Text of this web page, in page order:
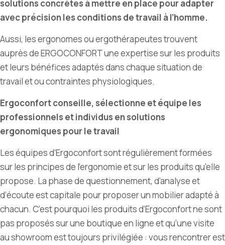
solutions concrètes à mettre en place pour adapter
avec précision les conditions de travail à l’homme.
Aussi, les ergonomes ou ergothérapeutes trouvent
auprès de ERGOCONFORT une expertise sur les produits
et leurs bénéfices adaptés dans chaque situation de
travail et ou contraintes physiologiques.
Ergoconfort conseille, sélectionne et équipe les
professionnels et individus en solutions
ergonomiques pour le travail
Les équipes d’Ergoconfort sont régulièrement formées
sur les principes de l’ergonomie et sur les produits qu’elle
propose. La phase de questionnement, d’analyse et
d’écoute est capitale pour proposer un mobilier adapté à
chacun. C’est pourquoi les produits d’Ergoconfort ne sont
pas proposés sur une boutique en ligne et qu’une visite
au showroom est toujours privilégiée : vous rencontrer est